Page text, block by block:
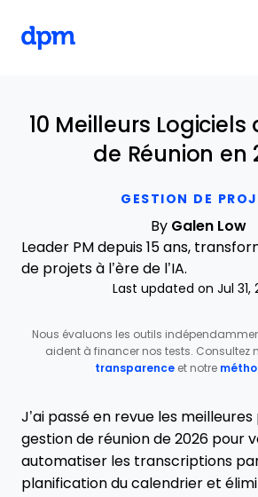
GESTION DE
10 Meilleurs Logiciels
de Réunion en
By Galen Low
Leader PM depuis 15 ans,
de projets à l’ère de l’IA.
Last updated on Jul 31,
Nous évaluons les outils
aident à financer nos tests. Consultez
transparenceet notre
J’ai passé en revue les
gestion de réunion de 2026 pour
automatiser les transcriptions
planification du calendrier et